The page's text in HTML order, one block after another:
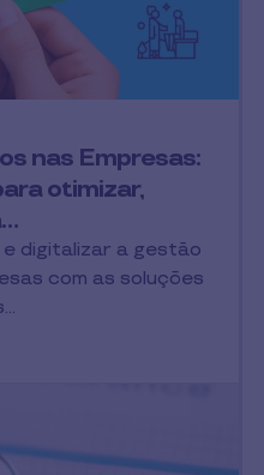
nas Empresas:
otimizar,
e digitalizar a gestão
com as soluções